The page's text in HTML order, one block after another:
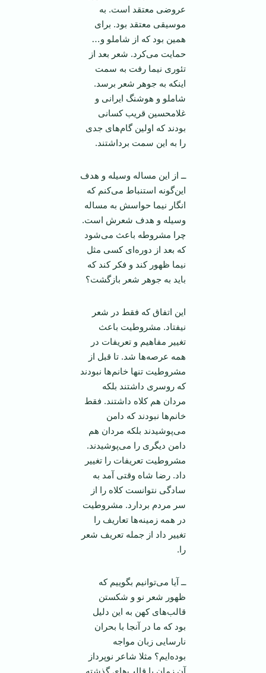
عروضی معتقد است. به
موسیقی معتقد بود. برای
همین بود که از شاملو و…
حمایت می‌کرد. شعر بعد از
تئوری نیما رفت به سمت
اینکه به جوهر شعر برسد.
شاملو و هوشنگ ایرانی و
غلامحسین قریب کسانی
بودند که اولین گام‌های جدی
را به این سمت برداشتند.
ــ از این مساله وسیله و هدف
این‌گونه استنباط می‌کنم که
انگار نیما حواسش به مساله
وسیله و هدف شعرش است.
چرا مشروطه باعث می‌شود
که بعد از دوره‌ای کسی مثل
نیما ظهور کند و فکر کند که
باید به جوهر شعر بازگشت؟
این اتفاق که فقط در شعر
نیفتاد. مشروطیت باعث
تغییر مفاهیم و تعریفات در
همه عرصه‌ها شد. تا قبل از
مشروطیت تنها خانم‌ها نبودند
که روسری داشتند بلکه
مردان هم کلاه داشتند. فقط
خانم‌ها نبودند که دامن
می‌پوشیدند بلکه مردان هم
دامن دیگری را می‌پوشیدند.
مشروطیت تعریفات را تغییر
داد. رضا شاه وقتی آمد به
سادگی نتوانست کلاه را از
سر مردم بردارد. مشروطیت
در همه زمینه‌ها تعاریف را
تغییر داد از جمله تعریف شعر
را.
ــ آیا می‌توانیم بگوییم که
ظهور شعر نو و شکستن
قالب‌های کهن به این دلیل
بود که ما در آنجا با بحران
نارسایی زبان مواجه
بوده‌ایم؟ مثلا شاعر نو‌پرداز
آن زمان با قالب‌های گذشته